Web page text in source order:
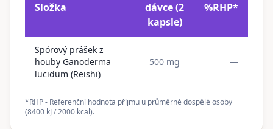
Složka
dávce (2
kapsle)
%RHP*
Spórový prášek z
houby Ganoderma
lucidum (Reishi)
500 mg —
*RHP - Referenční hodnota příjmu u průměrné dospělé osoby
(8400 kJ / 2000 kcal).